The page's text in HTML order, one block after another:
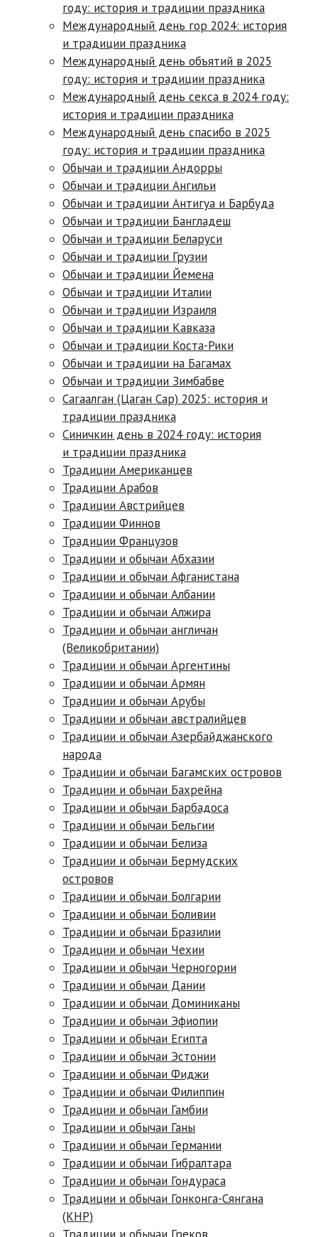
году: история и традиции праздника
Международный день гор 2024: история
и традиции праздника
Международный день объятий в 2025
году: история и традиции праздника
Международный день секса в 2024 году:
история и традиции праздника
Международный день спасибо в 2025
году: история и традиции праздника
Обычаи и традиции Андорры
Обычаи и традиции Ангильи
Обычаи и традиции Антигуа и Барбуда
Обычаи и традиции Бангладеш
Обычаи и традиции Белаpуси
Обычаи и традиции Грузии
Обычаи и традиции Йемена
Обычаи и традиции Италии
Обычаи и традиции Израиля
Обычаи и традиции Кавказа
Обычаи и традиции Коста-Рики
Обычаи и традиции на Багамах
Обычаи и традиции Зимбабве
Сагаалган (Цаган Сар) 2025: история и
традиции праздника
Синичкин день в 2024 году: история
и традиции праздника
Традиции Американцев
Традиции Арабов
Традиции Австрийцев
Традиции Финнов
Традиции Французов
Традиции и обычаи Абхазии
Традиции и обычаи Афганистана
Традиции и обычаи Албании
Традиции и обычаи Алжира
Традиции и обычаи англичан
(Великобритании)
Традиции и обычаи Аpгентины
Традиции и обычаи Армян
Традиции и обычаи Арубы
Традиции и обычаи австралийцев
Традиции и обычаи Азербайджанского
народа
Традиции и обычаи Багамских островов
Традиции и обычаи Бахрейна
Традиции и обычаи Барбадоса
Традиции и обычаи Бельгии
Традиции и обычаи Белиза
Традиции и обычаи Бермудских
островов
Традиции и обычаи Болгарии
Традиции и обычаи Боливии
Традиции и обычаи Бразилии
Традиции и обычаи Чехии
Традиции и обычаи Черногории
Традиции и обычаи Дании
Традиции и обычаи Доминиканы
Традиции и обычаи Эфиопии
Традиции и обычаи Египта
Традиции и обычаи Эстонии
Традиции и обычаи Фиджи
Традиции и обычаи Филиппин
Традиции и обычаи Гамбии
Традиции и обычаи Ганы
Традиции и обычаи Германии
Традиции и обычаи Гибралтара
Традиции и обычаи Гондураса
Традиции и обычаи Гонконга-Сянгана
(КНР)
Традиции и обычаи Греков